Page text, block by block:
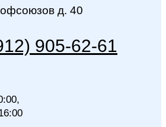
д. 40
905-62-61